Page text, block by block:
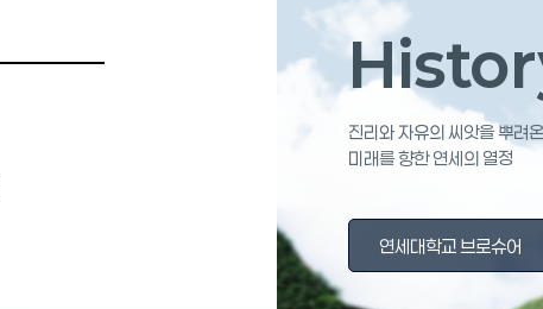
History
진리와 자유의 씨앗을 뿌려
미래를 향한 연세의 열정
연세대학교 브로슈어